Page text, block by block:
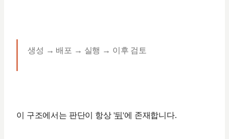
생성 → 배포 → 실행 → 이후 검토
이 구조에서는 판단이 항상 '뒤'에 존재합니다.